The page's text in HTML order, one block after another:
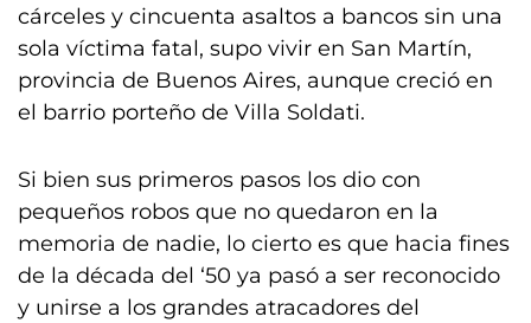
cárceles y cincuenta asaltos a bancos sin una
sola víctima fatal, supo vivir en San Martín,
provincia de Buenos Aires, aunque creció en
el barrio porteño de Villa Soldati.
Si bien sus primeros pasos los dio con
pequeños robos que no quedaron en la
memoria de nadie, lo cierto es que hacia fines
de la década del ‘50 ya pasó a ser reconocido
y unirse a los grandes atracadores del